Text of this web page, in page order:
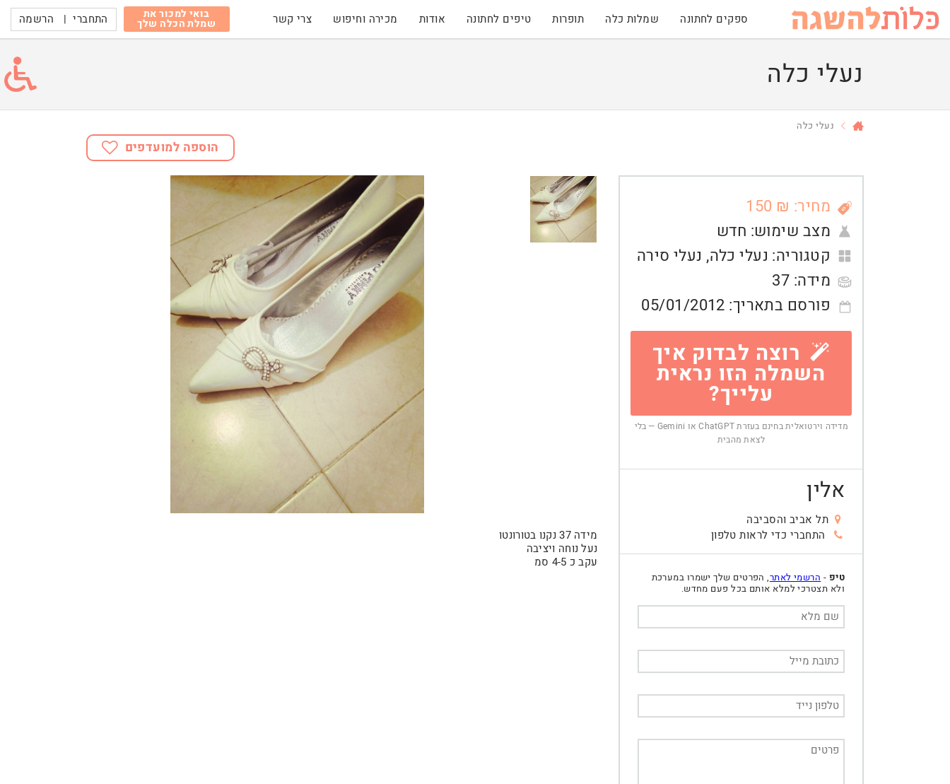
ספקים לחתונה שמלות כלה תופרות טיפים לחתונה אודות מכירה וחיפוש צרי קשר בואי למכור את
שמלת הכלה שלך התחברי | הרשמה
נעלי כלה
נעלי כלה
הוספה למועדפים
מחיר: ₪ 150
מצב שימוש: חדש
קטגוריה: נעלי כלה, נעלי סירה
מידה: 37
פורסם בתאריך: 05/01/2012
רוצה לבדוק איך
השמלה הזו נראית
עלייך?
מדידה וירטואלית בחינם בעזרת ChatGPT או Gemini — בלי
לצאת מהבית
אלין
תל אביב והסביבה
התחברי כדי לראות טלפון
טיפ - הרשמי לאתר, הפרטים שלך ישמרו במערכת
ולא תצטרכי למלא אותם בכל פעם מחדש.
מידה 37 נקנו בטורונטו
נעל נוחה ויציבה
עקב כ 4-5 סמ